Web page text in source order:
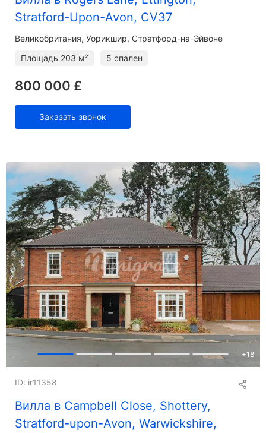
Stratford-Upon-Avon, CV37
Великобритания, Уорикшир, Стратфорд-на-Эйвоне
Площадь 203 м² 5 спален
800 000 £
Заказать звонок
+18
Вилла в Campbell Close, Shottery,
Stratford-upon-Avon, Warwickshire,
ID: ir11358